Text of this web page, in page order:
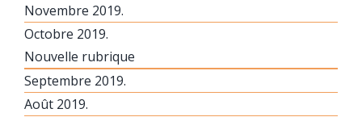
Novembre 2019.
Octobre 2019.
Nouvelle rubrique
Septembre 2019.
Août 2019.